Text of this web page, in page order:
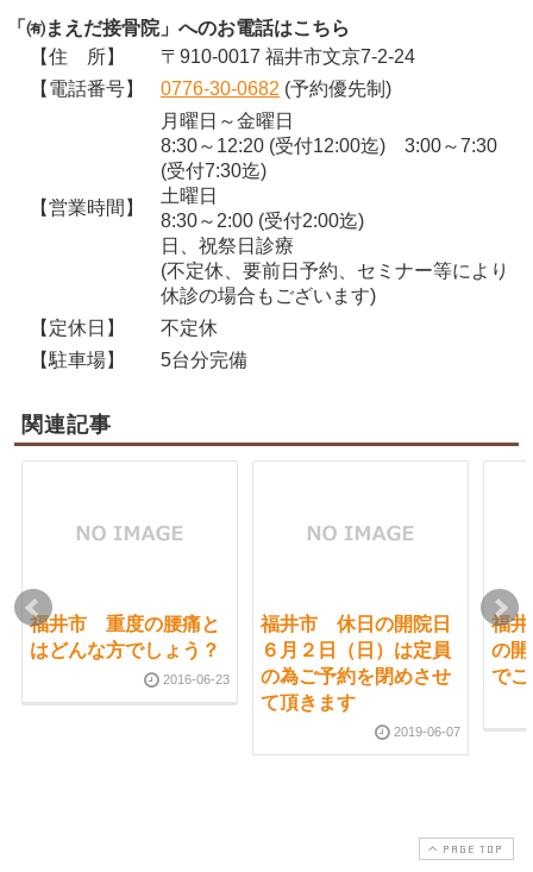
「㈲まえだ接骨院」へのお電話はこちら
【住 所】
〒910-0017 福井市文京7-2-24
【電話番号】
0776-30-0682 (予約優先制)
【営業時間】
月曜日～金曜日
8:30～12:20 (受付12:00迄) 3:00～7:30
(受付7:30迄)
土曜日
8:30～2:00 (受付2:00迄)
日、祝祭日診療
(不定休、要前日予約、セミナー等により
休診の場合もございます)
【定休日】
不定休
【駐車場】
5台分完備
関連記事
福井市 重度の腰痛と
はどんな方でしょう？
2016-06-23
福井市 休日の開院日
６月２日（日）は定員
の為ご予約を閉めさせ
て頂きます
2019-06-07
福
の
で
PAGE TOP